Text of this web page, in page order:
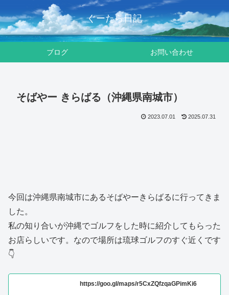
ぐーたら日記
ブログ お問い合わせ
そばやー きらばる（沖縄県南城市）
2023.07.01 2025.07.31
今回は沖縄県南城市にあるそばやーきらばるに行ってきま
した。
私の知り合いが沖縄でゴルフをした時に紹介してもらった
お店らしいです。なので場所は琉球ゴルフのすぐ近くです
👇
https://goo.gl/maps/r5CxZQfzqaGPimKi6